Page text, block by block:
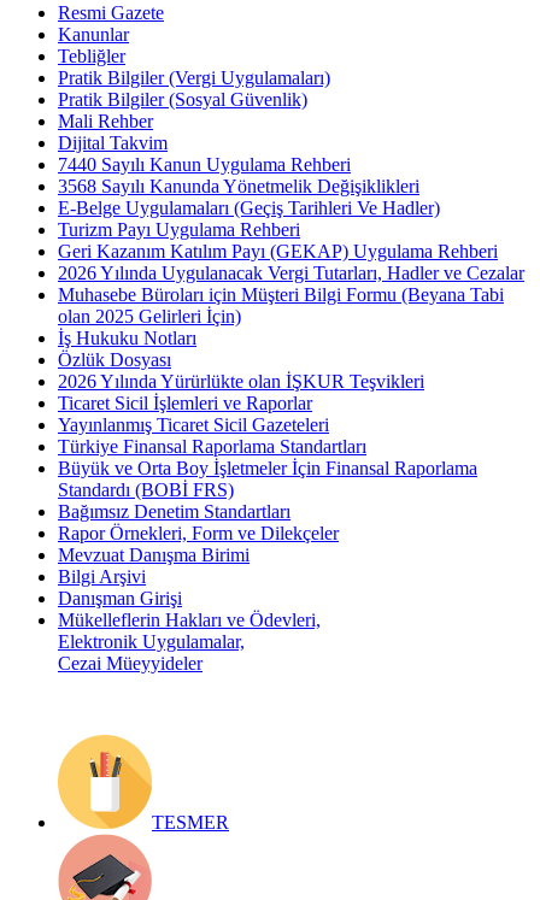
Resmi Gazete
Kanunlar
Tebliğler
Pratik Bilgiler (Vergi Uygulamaları)
Pratik Bilgiler (Sosyal Güvenlik)
Mali Rehber
Dijital Takvim
7440 Sayılı Kanun Uygulama Rehberi
3568 Sayılı Kanunda Yönetmelik Değişiklikleri
E-Belge Uygulamaları (Geçiş Tarihleri Ve Hadler)
Turizm Payı Uygulama Rehberi
Geri Kazanım Katılım Payı (GEKAP) Uygulama Rehberi
2026 Yılında Uygulanacak Vergi Tutarları, Hadler ve Cezalar
Muhasebe Büroları için Müşteri Bilgi Formu (Beyana Tabi
olan 2025 Gelirleri İçin)
İş Hukuku Notları
Özlük Dosyası
2026 Yılında Yürürlükte olan İŞKUR Teşvikleri
Ticaret Sicil İşlemleri ve Raporlar
Yayınlanmış Ticaret Sicil Gazeteleri
Türkiye Finansal Raporlama Standartları
Büyük ve Orta Boy İşletmeler İçin Finansal Raporlama
Standardı (BOBİ FRS)
Bağımsız Denetim Standartları
Rapor Örnekleri, Form ve Dilekçeler
Mevzuat Danışma Birimi
Bilgi Arşivi
Danışman Girişi
Mükelleflerin Hakları ve Ödevleri,
Elektronik Uygulamalar,
Cezai Müeyyideler
TESMER